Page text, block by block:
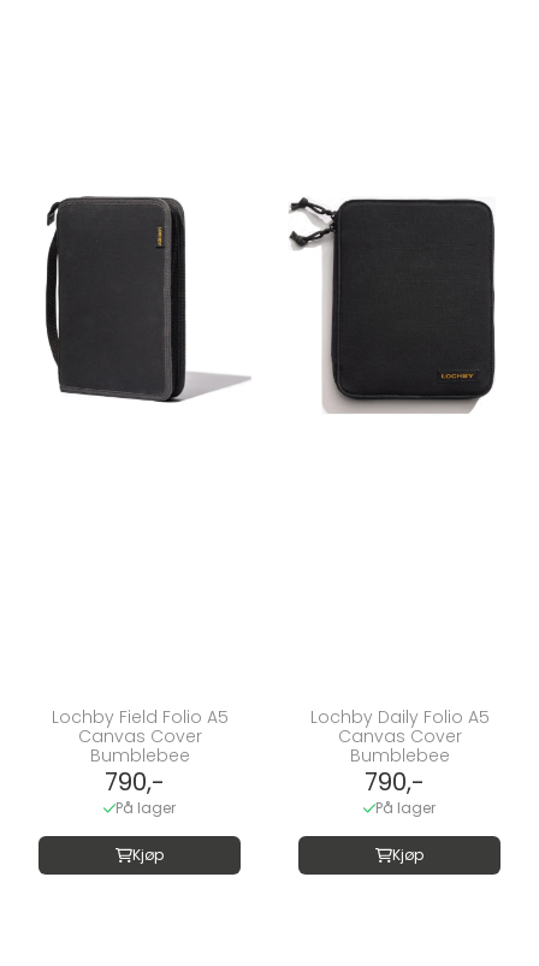
Lochby Field Folio A5
Canvas Cover
Bumblebee
790,-
På lager
Kjøp
Lochby Daily Folio A5
Canvas Cover
Bumblebee
790,-
På lager
Kjøp